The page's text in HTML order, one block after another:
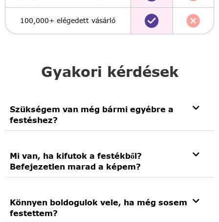
Gyakori kérdések
Szükségem van még bármi egyébre a
festéshez?
Mi van, ha kifutok a festékből?
Befejezetlen marad a képem?
Könnyen boldogulok vele, ha még sosem
festettem?
100,000+ elégedett vásárló